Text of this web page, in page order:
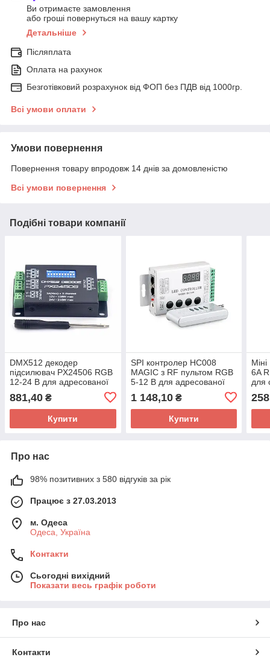
Ви отримаєте замовлення
або гроші повернуться на вашу картку
Детальніше
Післяплата
Оплата на рахунок
Безготівковий розрахунок від ФОП без ПДВ від 1000гр.
Всі умови оплати
Умови повернення
Повернення товару впродовж 14 днів за домовленістю
Всі умови повернення
Подібні товари компанії
DMX512 декодер
підсилювач PX24506 RGB
12-24 В для адресованої
881,40 ₴
Купити
SPI контролер HC008
MAGIC з RF пультом RGB
5-12 В для адресованої
1 148,10₴
Купити
6A
для
Про нас
98% позитивних з 580 відгуків за рік
Працює з 27.03.2013
м. Одеса
Одеса, Україна
Контакти
Сьогодні вихідний
Показати весь графік роботи
Про нас
Контакти